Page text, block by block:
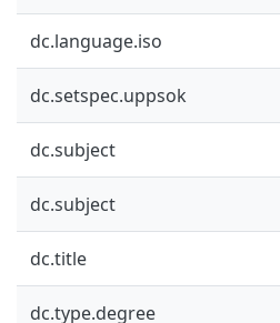
dc.language.iso
dc.setspec.uppsok
dc.subject
dc.subject
dc.title
dc.type.degree